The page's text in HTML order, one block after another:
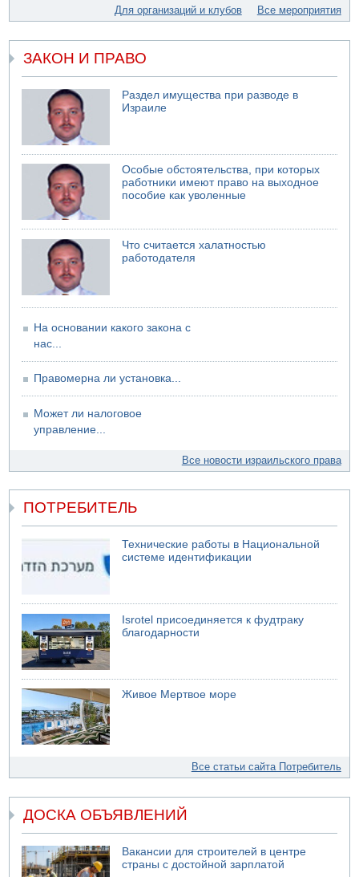
Еще один меморандум для Ирана
04.08.2026 20:31
Минздрав и Министерство экологии сообщили о
необычно высоком уровне загрязнения воды в девяти
реках и ручьях на севере страны
04.08.2026 19:20
Шоссе 6 и участок шоссе 1 в восточном направлении в
районе Бейт-Шемеша вновь открыты для движения
Для организаций и клубов Все мероприятия
ЗАКОН И ПРАВО
Раздел имущества при разводе в
Израиле
Особые обстоятельства, при которых
работники имеют право на выходное
пособие как уволенные
Что считается халатностью
работодателя
На основании какого закона с
нас...
Правомерна ли установка...
Может ли налоговое
управление...
Все новости израильского права
ПОТРЕБИТЕЛЬ
Технические работы в Национальной
системе идентификации
Isrotel присоединяется к фудтраку
благодарности
Живое Мертвое море
Все статьи сайта Потребитель
ДОСКА ОБЪЯВЛЕНИЙ
Вакансии для строителей в центре
страны с достойной зарплатой